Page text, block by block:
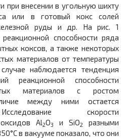
при внесении в угольную шихту
или в готовый кокс солей
руды и др. На рис. 1
способности ряда
коксов, а также некоторых
материалов от температуры
наблюдается тенденция
реакционной способности
материалов с ростом
между ними остается
скорости
Al2O3 и SiO2 разными
в вакууме показало, что они